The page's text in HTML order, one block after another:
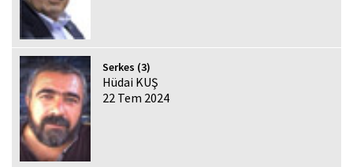
Serkes (3)
Hüdai KUŞ
22 Tem 2024